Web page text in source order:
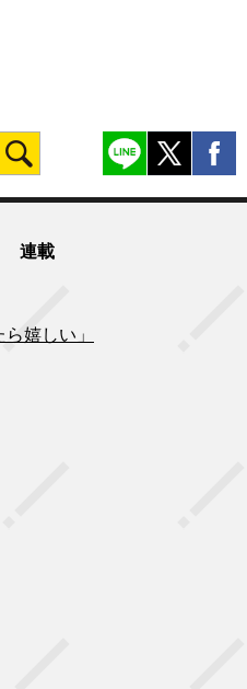
連載
嬉しい」